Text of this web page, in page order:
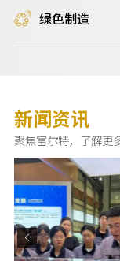
绿色制造
新闻资讯
聚焦富尔特，了解更